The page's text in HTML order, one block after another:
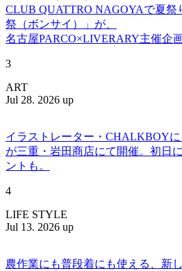
CLUB QUATTRO NAGOYAで夏祭
祭（ボンサイ）」が、
名古屋PARCO×LIVERARY主催企
3
ART
Jul 28. 2026 up
イラストレーター・CHALKBOYに
が三重・岩田商店にて開催。初日
ントも。
4
LIFE STYLE
Jul 13. 2026 up
農作業にも普段着にも使える、新